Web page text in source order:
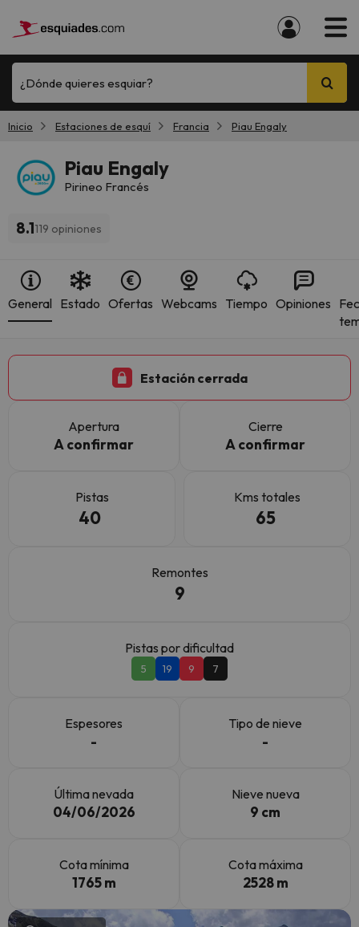
¿Dónde quieres esquiar?
Inicio Estaciones de esquí Francia Piau Engaly
Piau Engaly
Pirineo Francés
8.1119 opiniones
General Estado Ofertas Webcams Tiempo Opiniones
Estación cerrada
Apertura
A confirmar
Cierre
A confirmar
Pistas
40
Kms totales
65
Remontes
9
Pistas por dificultad
5 19 9 7
Espesores
-
Tipo de nieve
-
Última nevada
04/06/2026
Nieve nueva
9 cm
Cota mínima
1765 m
Cota máxima
2528 m